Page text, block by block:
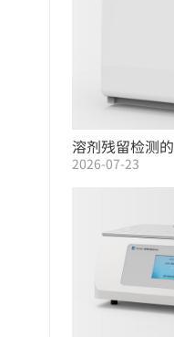
溶剂残留检测
气相色谱仪系列
2026-07-23